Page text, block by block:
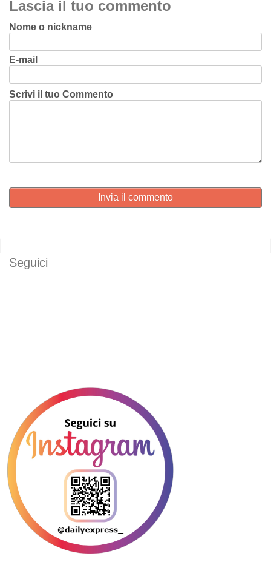
Lascia il tuo commento
Nome o nickname
E-mail
Scrivi il tuo Commento
Invia il commento
Seguici